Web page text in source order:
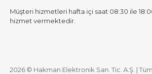
Müşteri hizmetleri hafta içi saat 08:30 ile
hizmet vermektedir.
2026 © Hakman Elektronik San. Tic. A.Ş. | Tüm